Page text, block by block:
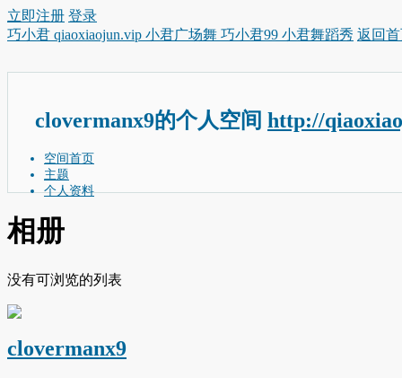
立即注册 登录
巧小君 qiaoxiaojun.vip 小君广场舞 巧小君99 小君舞蹈秀 返回
clovermanx9的个人空间 http://
空间首页
主题
个人资料
相册
没有可浏览的列表
clovermanx9